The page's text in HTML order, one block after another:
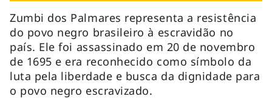
Zumbi dos Palmares representa a resistência
do povo negro brasileiro à escravidão no
país. Ele foi assassinado em 20 de novembro
de 1695 e era reconhecido como símbolo da
luta pela liberdade e busca da dignidade para
o povo negro escravizado.